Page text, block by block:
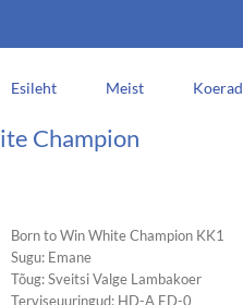
Esileht Meist Koerad
Champion
Born to Win White Champion KK1
Sugu: Emane
Tõug: Sveitsi Valge Lambakoer
Terviseuuringud: HD-A ED-0